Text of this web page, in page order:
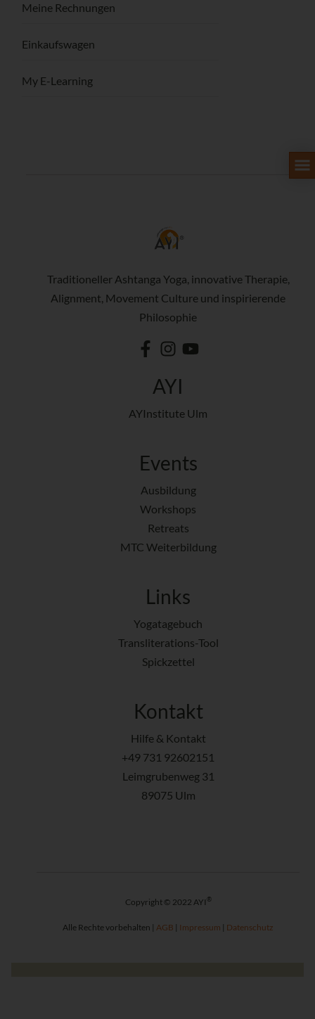
Meine Rechnungen
Einkaufswagen
My E-Learning
Traditioneller Ashtanga Yoga, innovative Therapie,
Alignment, Movement Culture und inspirierende
Philosophie
AYI
AYInstitute Ulm
Events
Ausbildung
Workshops
Retreats
MTC Weiterbildung
Links
Yogatagebuch
Transliterations-Tool
Spickzettel
Kontakt
Hilfe & Kontakt
+49 731 92602151
Leimgrubenweg 31
89075 Ulm
Copyright © 2022 AYI ®
Alle Rechte vorbehalten | AGB | Impressum | Datenschutz